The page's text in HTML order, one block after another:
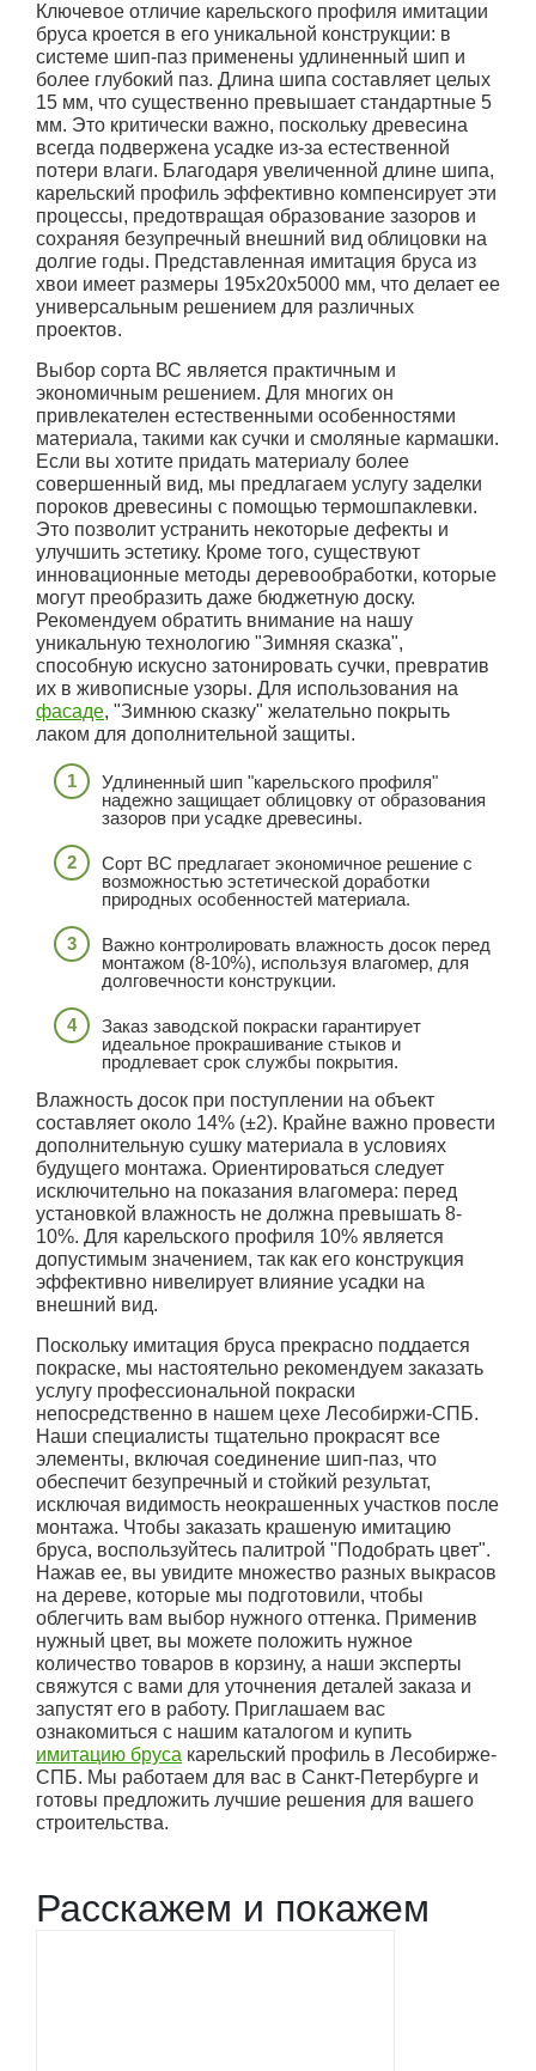
Ключевое отличие карельского профиля имитации
бруса кроется в его уникальной конструкции: в
системе шип-паз применены удлиненный шип и
более глубокий паз. Длина шипа составляет целых
15 мм, что существенно превышает стандартные 5
мм. Это критически важно, поскольку древесина
всегда подвержена усадке из-за естественной
потери влаги. Благодаря увеличенной длине шипа,
карельский профиль эффективно компенсирует эти
процессы, предотвращая образование зазоров и
сохраняя безупречный внешний вид облицовки на
долгие годы. Представленная имитация бруса из
хвои имеет размеры 195x20x5000 мм, что делает ее
универсальным решением для различных
проектов.
Выбор сорта ВС является практичным и
экономичным решением. Для многих он
привлекателен естественными особенностями
материала, такими как сучки и смоляные кармашки.
Если вы хотите придать материалу более
совершенный вид, мы предлагаем услугу заделки
пороков древесины с помощью термошпаклевки.
Это позволит устранить некоторые дефекты и
улучшить эстетику. Кроме того, существуют
инновационные методы деревообработки, которые
могут преобразить даже бюджетную доску.
Рекомендуем обратить внимание на нашу
уникальную технологию "Зимняя сказка",
способную искусно затонировать сучки, превратив
их в живописные узоры. Для использования на
фасаде, "Зимнюю сказку" желательно покрыть
лаком для дополнительной защиты.
Удлиненный шип "карельского профиля"
надежно защищает облицовку от образования
зазоров при усадке древесины.
Сорт ВС предлагает экономичное решение с
возможностью эстетической доработки
природных особенностей материала.
Важно контролировать влажность досок перед
монтажом (8-10%), используя влагомер, для
долговечности конструкции.
Заказ заводской покраски гарантирует
идеальное прокрашивание стыков и
продлевает срок службы покрытия.
Влажность досок при поступлении на объект
составляет около 14% (±2). Крайне важно провести
дополнительную сушку материала в условиях
будущего монтажа. Ориентироваться следует
исключительно на показания влагомера: перед
установкой влажность не должна превышать 8-
10%. Для карельского профиля 10% является
допустимым значением, так как его конструкция
эффективно нивелирует влияние усадки на
внешний вид.
Поскольку имитация бруса прекрасно поддается
покраске, мы настоятельно рекомендуем заказать
услугу профессиональной покраски
непосредственно в нашем цехе Лесобиржи-СПБ.
Наши специалисты тщательно прокрасят все
элементы, включая соединение шип-паз, что
обеспечит безупречный и стойкий результат,
исключая видимость неокрашенных участков после
монтажа. Чтобы заказать крашеную имитацию
бруса, воспользуйтесь палитрой "Подобрать цвет".
Нажав ее, вы увидите множество разных выкрасов
на дереве, которые мы подготовили, чтобы
облегчить вам выбор нужного оттенка. Применив
нужный цвет, вы можете положить нужное
количество товаров в корзину, а наши эксперты
свяжутся с вами для уточнения деталей заказа и
запустят его в работу. Приглашаем вас
ознакомиться с нашим каталогом и купить
имитацию бруса карельский профиль в Лесобирже-
СПБ. Мы работаем для вас в Санкт-Петербурге и
готовы предложить лучшие решения для вашего
строительства.
Расскажем и покажем